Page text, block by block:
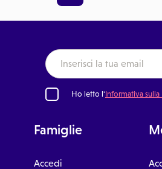
Ho letto l'Informativa sulla
Famiglie
Accedi